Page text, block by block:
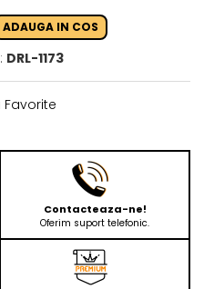
ADAUGA IN COS
DRL-1173
Contacteaza-ne!
Oferim suport telefonic.